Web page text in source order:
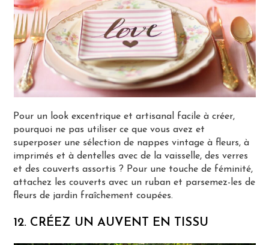
Pour un look excentrique et artisanal facile à créer,
pourquoi ne pas utiliser ce que vous avez et
superposer une sélection de nappes vintage à fleurs, à
imprimés et à dentelles avec de la vaisselle, des verres
et des couverts assortis ? Pour une touche de féminité,
attachez les couverts avec un ruban et parsemez-les de
fleurs de jardin fraîchement coupées.
12. CRÉEZ UN AUVENT EN TISSU